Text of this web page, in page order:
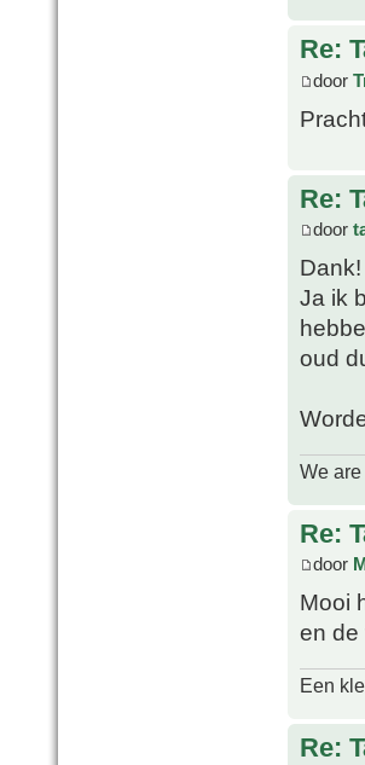
Re:
door
Re:
door
Dank!
Ja ik
oud
We
Re:
door
Mooi
en
Een
Re: